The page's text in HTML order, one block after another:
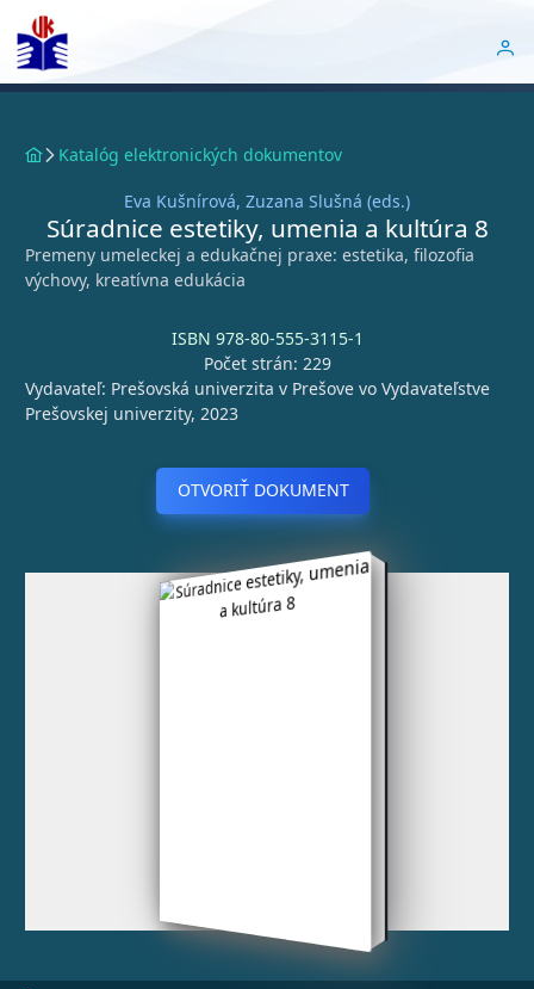
Katalóg elektronických dokumentov
Eva Kušnírová, Zuzana Slušná (eds.)
Súradnice estetiky, umenia a kultúra 8
Premeny umeleckej a edukačnej praxe: estetika, filozofia
výchovy, kreatívna edukácia
ISBN 978-80-555-3115-1
Počet strán: 229
Vydavateľ: Prešovská univerzita v Prešove vo Vydavateľstve
Prešovskej univerzity, 2023
OTVORIŤ DOKUMENT